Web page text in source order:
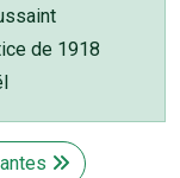
de 1918